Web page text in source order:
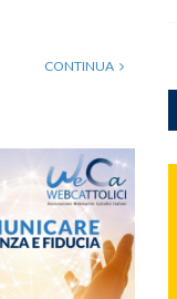
CONTINUA